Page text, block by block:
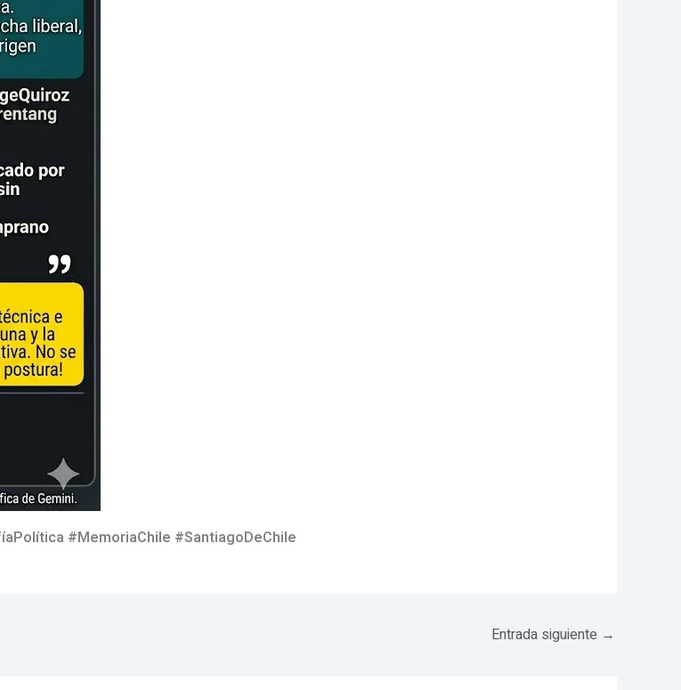
#MemoriaChile #SantiagoDeChile
Entrada siguiente →